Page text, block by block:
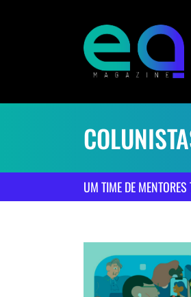
UM TIME DE